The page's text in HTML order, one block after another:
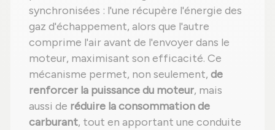
synchronisées : l'une récupère l'énergie des
gaz d'échappement, alors que l'autre
comprime l'air avant de l'envoyer dans le
moteur, maximisant son efficacité. Ce
mécanisme permet, non seulement, de
renforcer la puissance du moteur, mais
aussi de réduire la consommation de
carburant, tout en apportant une conduite